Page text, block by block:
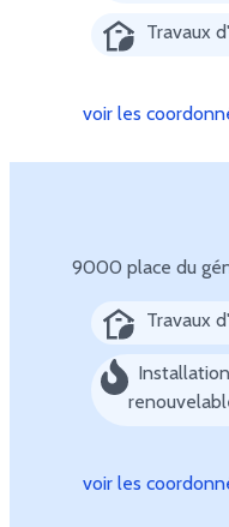
Travaux
voir les
9000 place du
Travaux
voir les